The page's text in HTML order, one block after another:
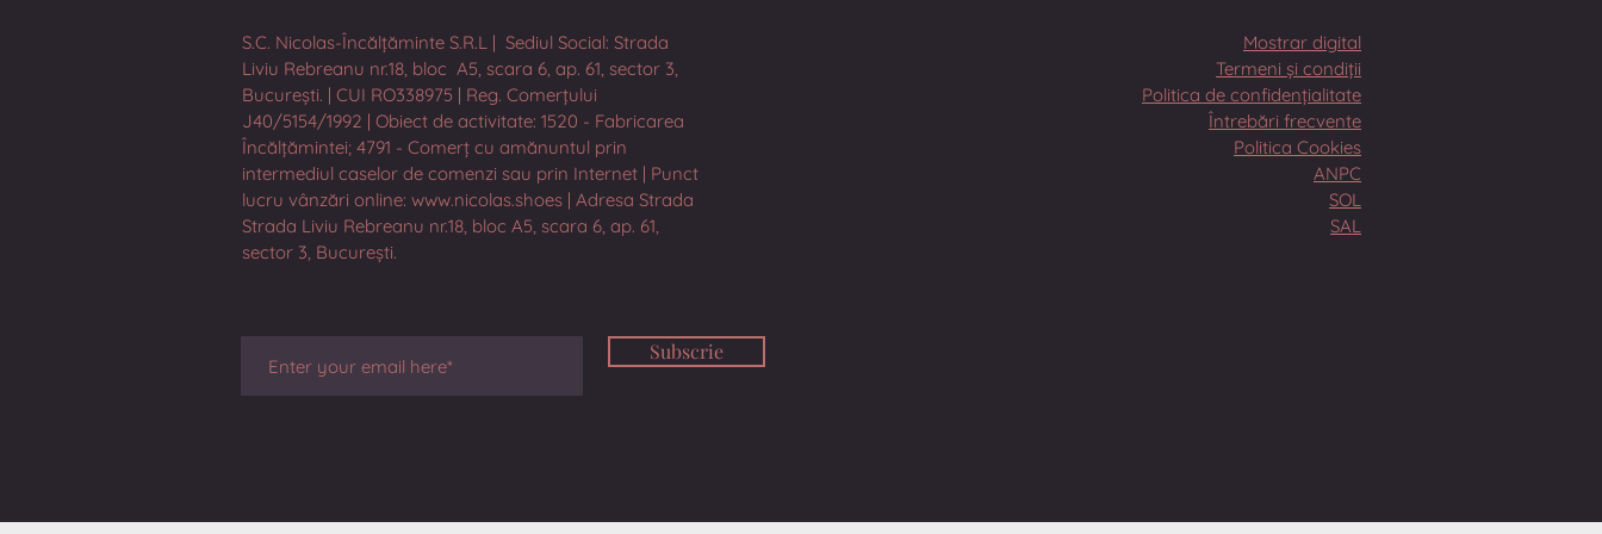
S.C. Nicolas-Încălțăminte S.R.L | Sediul Social: Strada
Liviu Rebreanu nr.18, bloc A5, scara 6, ap. 61, sector 3,
București. | CUI RO338975 | Reg. Comerțului
J40/5154/1992 | Obiect de activitate: 1520 - Fabricarea
Încălțămintei; 4791 - Comerț cu amănuntul prin
intermediul caselor de comenzi sau prin Internet | Punct
lucru vânzări online: www.nicolas.shoes | Adresa Strada
Strada Liviu Rebreanu nr.18, bloc A5, scara 6, ap. 61,
sector 3, București.
Mostrar digital
Termeni și condiții
Politica de confidențialitate
Întrebări frecvente
Politica Cookies
ANPC
SOL
SAL
Subscrie